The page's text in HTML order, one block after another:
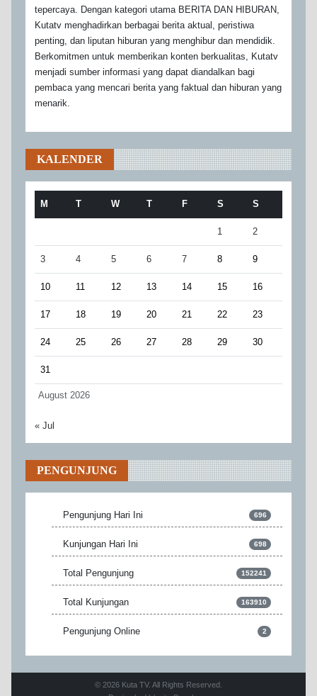
tepercaya. Dengan kategori utama BERITA DAN HIBURAN,
Kutatv menghadirkan berbagai berita aktual, peristiwa
penting, dan liputan hiburan yang menghibur dan mendidik.
Berkomitmen untuk memberikan konten berkualitas, Kutatv
menjadi sumber informasi yang dapat diandalkan bagi
pembaca yang mencari berita yang faktual dan hiburan yang
menarik.
KALENDER
August 2026
M T W T F S S
1 2
3 4 5 6 7 8 9
10 11 12 13 14 15 16
17 18 19 20 21 22 23
24 25 26 27 28 29 30
31
« Jul
PENGUNJUNG
Pengunjung Hari Ini 696
Kunjungan Hari Ini 698
Total Pengunjung 152241
Total Kunjungan 163910
Pengunjung Online 2
© 2026 Kuta TV. All Rights Reserved.